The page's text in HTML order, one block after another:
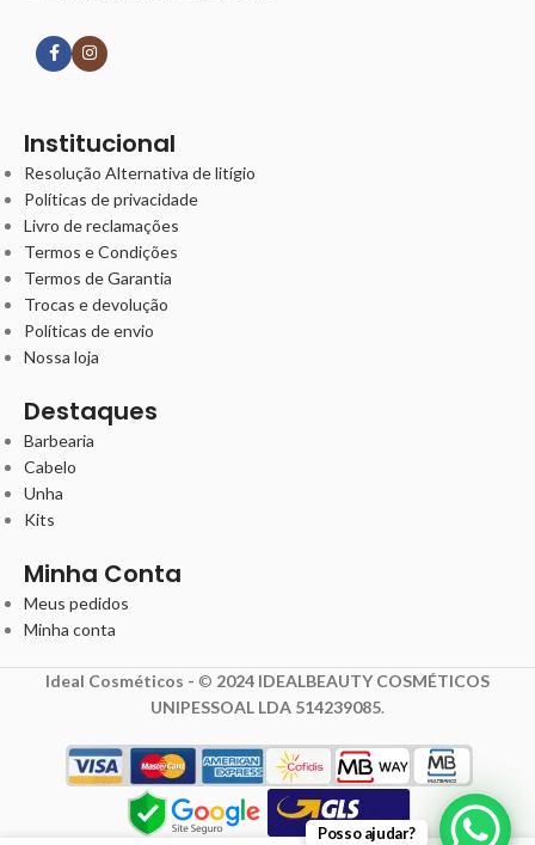
Institucional
Resolução Alternativa de litígio
Políticas de privacidade
Livro de reclamações
Termos e Condições
Termos de Garantia
Trocas e devolução
Políticas de envio
Nossa loja
Destaques
Barbearia
Cabelo
Unha
Kits
Minha Conta
Meus pedidos
Minha conta
Ideal Cosméticos - © 2024 IDEALBEAUTY COSMÉTICOS
UNIPESSOAL LDA 514239085.
Posso ajudar?